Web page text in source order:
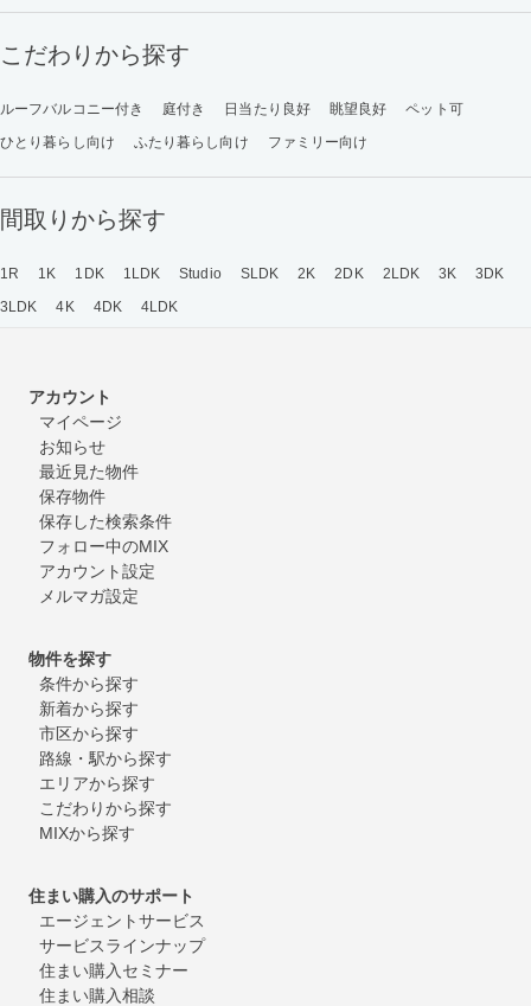
こだわりから探す
ルーフバルコニー付き 庭付き 日当たり良好 眺望良好
ペット可
ひとり暮らし向け
ふたり暮らし向け ファミリー向け
間取りから探す
1R 1K 1DK 1LDK Studio SLDK 2K 2DK 2LDK 3K
3DK
3LDK
4K 4DK 4LDK
アカウント
マイページ
お知らせ
最近見た物件
保存物件
保存した検索条件
フォロー中のMIX
アカウント設定
メルマガ設定
物件を探す
条件から探す
新着から探す
市区から探す
路線・駅から探す
エリアから探す
こだわりから探す
MIXから探す
住まい購入のサポート
エージェントサービス
サービスラインナップ
住まい購入セミナー
住まい購入相談